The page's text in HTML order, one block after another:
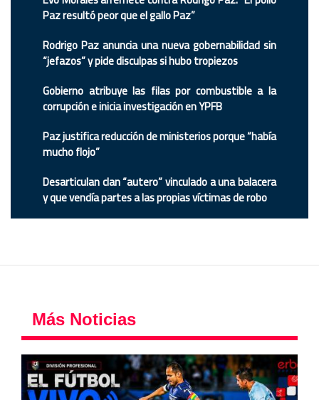
Paz resultó peor que el gallo Paz”
Rodrigo Paz anuncia una nueva gobernabilidad sin
“jefazos” y pide disculpas si hubo tropiezos
Gobierno atribuye las filas por combustible a la
corrupción e inicia investigación en YPFB
Paz justifica reducción de ministerios porque “había
mucho flojo”
Desarticulan clan “autero” vinculado a una balacera
y que vendía partes a las propias víctimas de robo
Más Noticias